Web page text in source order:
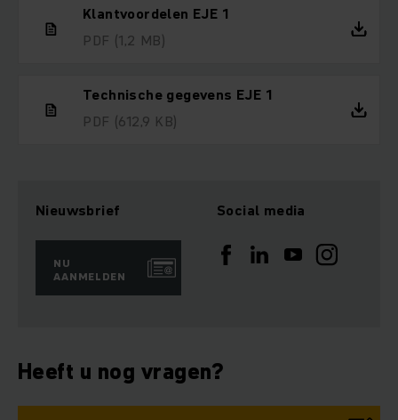
Klantvoordelen EJE 1
PDF (1,2 MB)
Technische gegevens EJE 1
PDF (612,9 KB)
Nieuwsbrief
NU
AANMELDEN
Social media
Heeft u nog vragen?